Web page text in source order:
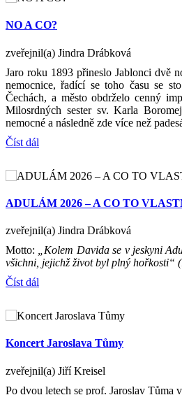
NO A CO?
zveřejnil(a) Jindra Drábková
Jaro roku 1893 přineslo Jablonci dvě
nemocnice, řadící se toho času se
Čechách, a město obdrželo cenný
Milosrdných sester sv. Karla
nemocné a následně zde více než
Číst dál
ADULÁM 2026 – A CO TO
zveřejnil(a) Jindra Drábková
Motto:
„Kolem Davida se v jeskyni
všichni, jejichž život byl plný hořkosti“
Číst dál
Koncert Jaroslava Tůmy
zveřejnil(a) Jiří Kreisel
Po dvou letech se prof. Jaroslav Tůma